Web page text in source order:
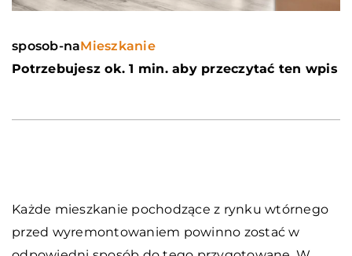
sposob-naMieszkanie
Potrzebujesz ok. 1 min. aby przeczytać ten wpis
Każde mieszkanie pochodzące z rynku wtórnego
przed wyremontowaniem powinno zostać w